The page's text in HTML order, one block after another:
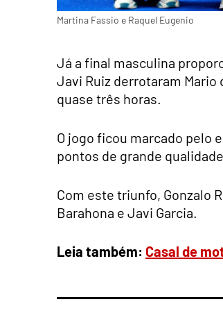
Martina Fassio e Raquel Eugenio
Já a final masculina
Javi Ruiz derrotaram Mario
quase três horas.
O jogo ficou marcado pelo
pontos de grande
Com este triunfo, Gonzalo
Barahona e Javi Garcia.
Leia também: Casal de